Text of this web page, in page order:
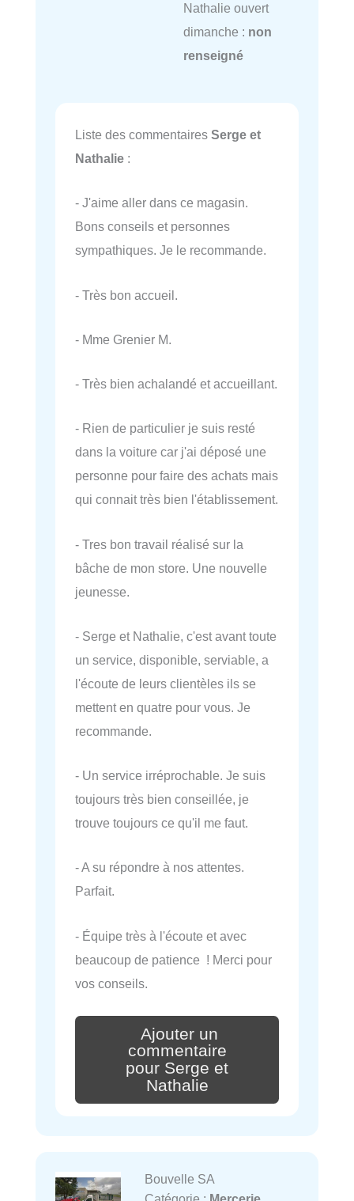
Nathalie ouvert
dimanche : non
renseigné
Liste des commentaires Serge et
Nathalie :
- J'aime aller dans ce magasin.
Bons conseils et personnes
sympathiques. Je le recommande.
- Très bon accueil.
- Mme Grenier M.
- Très bien achalandé et accueillant.
- Rien de particulier je suis resté
dans la voiture car j'ai déposé une
personne pour faire des achats mais
qui connait très bien l'établissement.
- Tres bon travail réalisé sur la
bâche de mon store. Une nouvelle
jeunesse.
- Serge et Nathalie, c'est avant toute
un service, disponible, serviable, a
l'écoute de leurs clientèles ils se
mettent en quatre pour vous. Je
recommande.
- Un service irréprochable. Je suis
toujours très bien conseillée, je
trouve toujours ce qu'il me faut.
- A su répondre à nos attentes.
Parfait.
- Équipe très à l'écoute et avec
beaucoup de patience ! Merci pour
vos conseils.
Ajouter un
commentaire
pour Serge et
Nathalie
Bouvelle SA